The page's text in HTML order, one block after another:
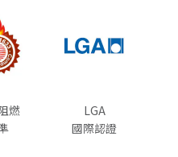
燃
LGA
國際認證